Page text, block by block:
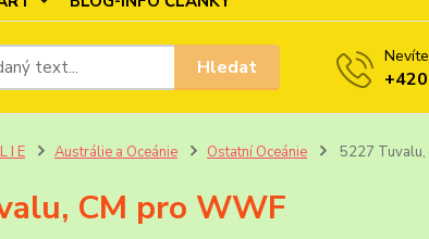
Hledat
I E Austrálie a Oceánie Ostatní Oceánie 5227
CM pro WWF